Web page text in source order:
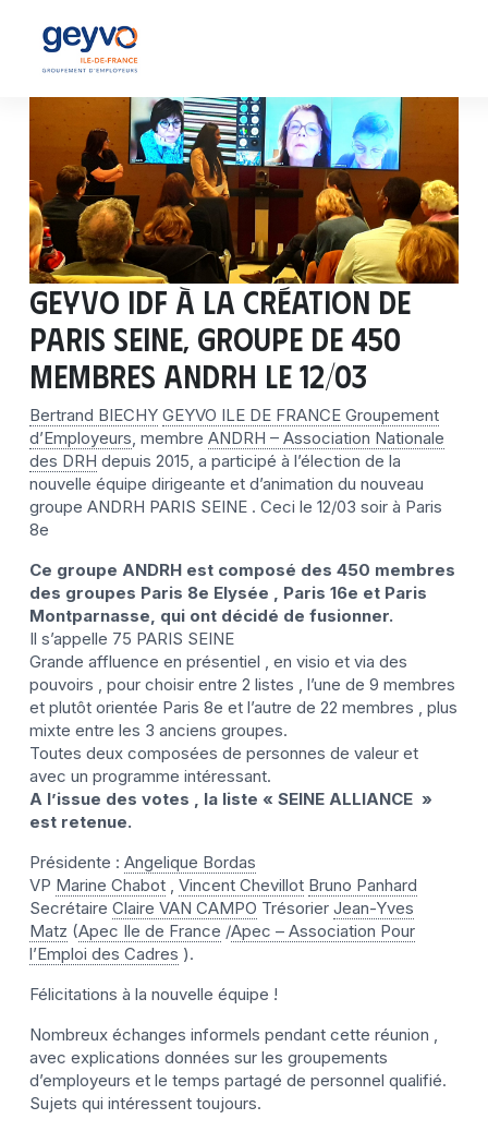
GEYVO IDF à la création de
PARIS SEINE, groupe de 450
membres ANDRH le 12/03
Bertrand BIECHY GEYVO ILE DE FRANCE Groupement
d’Employeurs, membre ANDRH – Association Nationale
des DRH depuis 2015, a participé à l’élection de la
nouvelle équipe dirigeante et d’animation du nouveau
groupe ANDRH PARIS SEINE . Ceci le 12/03 soir à Paris
8e
Ce groupe ANDRH est composé des 450 membres
des groupes Paris 8e Elysée , Paris 16e et Paris
Montparnasse, qui ont décidé de fusionner.
Il s’appelle 75 PARIS SEINE
Grande affluence en présentiel , en visio et via des
pouvoirs , pour choisir entre 2 listes , l’une de 9 membres
et plutôt orientée Paris 8e et l’autre de 22 membres , plus
mixte entre les 3 anciens groupes.
Toutes deux composées de personnes de valeur et
avec un programme intéressant.
A l’issue des votes , la liste « SEINE ALLIANCE »
est retenue.
Présidente : Angelique Bordas
VP Marine Chabot , Vincent Chevillot Bruno Panhard
Secrétaire Claire VAN CAMPO Trésorier Jean-Yves
Matz (Apec Ile de France /Apec – Association Pour
l’Emploi des Cadres ).
Félicitations à la nouvelle équipe !
Nombreux échanges informels pendant cette réunion ,
avec explications données sur les groupements
d’employeurs et le temps partagé de personnel qualifié.
Sujets qui intéressent toujours.